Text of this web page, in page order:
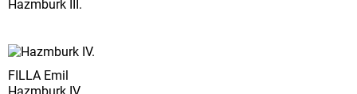
Hazmburk III.
FILLA Emil